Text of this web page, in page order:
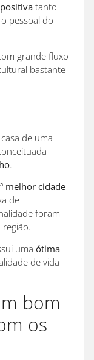
tanto
pessoal do
grande fluxo
bastante
de uma
.
melhor cidade
de
foram
região.
uma ótima
de vida
bom
os